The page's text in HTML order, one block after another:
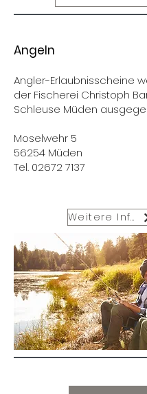
Angeln
Angler-Erlaubnisscheine
der Fischerei Christoph
Schleuse Müden
Moselwehr 5
56254 Müden
Tel. 02672 7137
Weitere Infos